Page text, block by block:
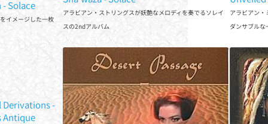
イメージした一枚
アラビアン・ストリングスが妖艶なメロディを奏でるソレイス
の2ndアルバム
ア
ダン
Derivations - Beats